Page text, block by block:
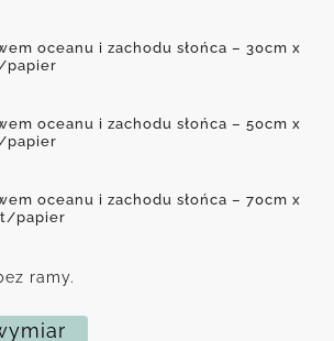
oceanu i zachodu słońca – 30cm x
papier
oceanu i zachodu słońca – 50cm x
papier
oceanu i zachodu słońca – 70cm x
papier
ramy.